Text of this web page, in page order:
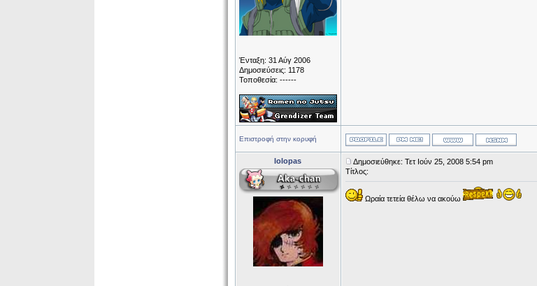
Ένταξη: 31 Αύγ 2006
Δημοσιεύσεις: 1178
Τοποθεσία: ------
Επιστροφή στην κορυφή
lolopas
Δημοσιεύθηκε: Τετ Ιούν 25, 2008 5:54 pm
Τίτλος:
Ωραία τετεία θέλω να ακούω